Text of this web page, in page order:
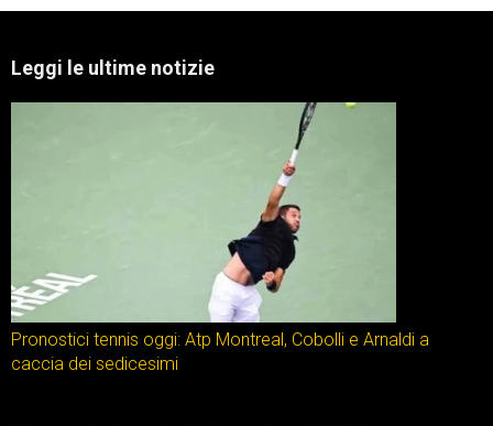
Leggi le ultime notizie
Pronostici tennis oggi: Atp Montreal, Cobolli e Arnaldi a
caccia dei sedicesimi